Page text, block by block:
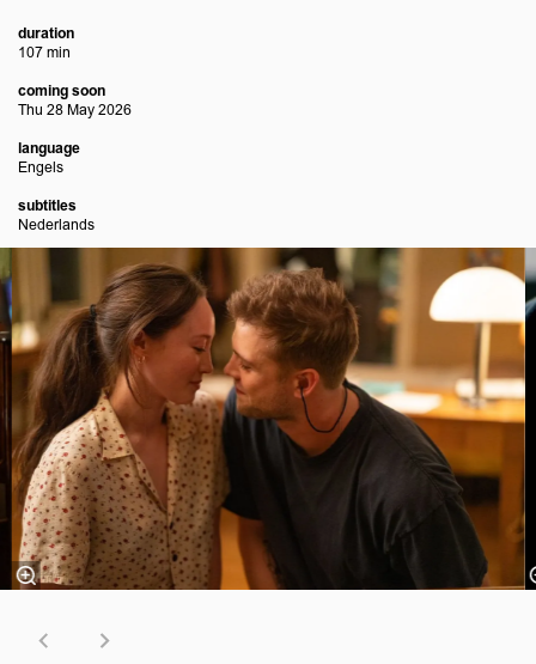
duration
107 min
coming soon
Thu 28 May 2026
language
Engels
subtitles
Nederlands